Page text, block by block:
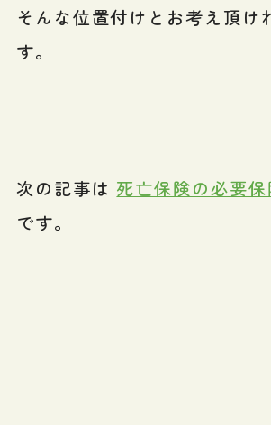
そんな位置付けとお考え頂け
す。
次の記事は 死亡保険の必要
です。